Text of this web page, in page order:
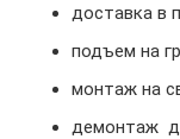
доставка в
подъем на
монтаж на
демонтаж